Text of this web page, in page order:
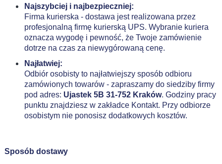
Najszybciej i najbezpieczniej:
Firma kurierska - dostawa jest realizowana przez
profesjonalną firmę kurierską UPS. Wybranie kuriera
oznacza wygodę i pewność, że Twoje zamówienie
dotrze na czas za niewygórowaną cenę.
Najłatwiej:
Odbiór osobisty ­to najłatwiejszy sposób odbioru
zamówionych towarów - zapraszamy do siedziby firmy
pod adres: Ujastek 5B 31-752 Kraków. Godziny pracy
punktu znajdziesz w zakładce Kontakt. Przy odbiorze
osobistym nie ponosisz dodatkowych kosztów.
Sposób dostawy